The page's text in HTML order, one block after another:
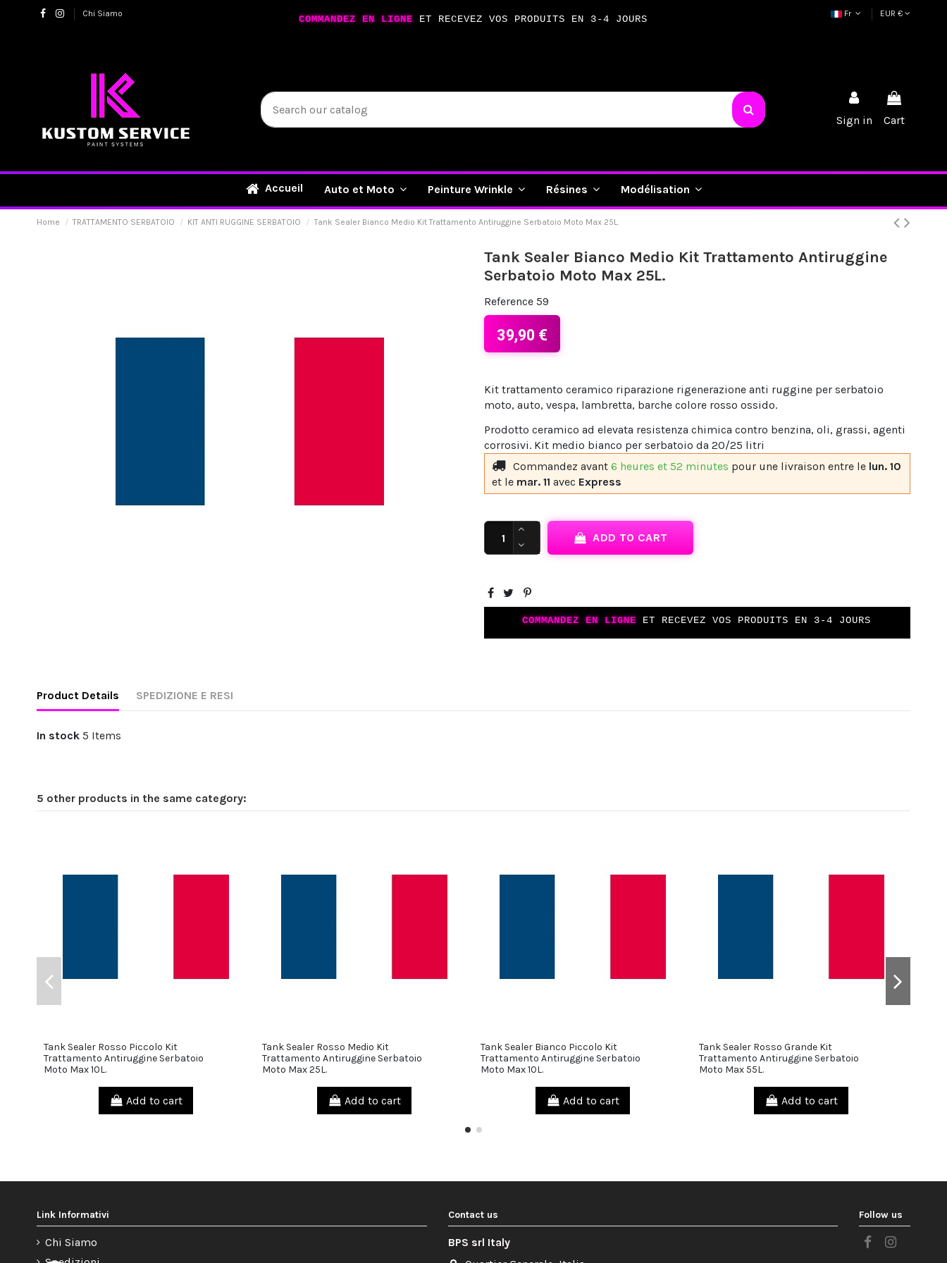
Chi Siamo COMMANDEZ EN LIGNE ET RECEVEZ VOS PRODUITS EN 3-4 JOURS Fr EUR €
Sign in Cart
Accueil Auto et Moto Peinture Wrinkle Résines Modélisation
Home TRATTAMENTO SERBATOIO KIT ANTI RUGGINE SERBATOIO Tank Sealer Bianco Medio Kit Trattamento Antiruggine Serbatoio Moto Max 25L.
Tank Sealer Bianco Medio Kit Trattamento Antiruggine
Serbatoio Moto Max 25L.
Reference 59
39,90 €
Kit trattamento ceramico riparazione rigenerazione anti ruggine per serbatoio
moto, auto, vespa, lambretta, barche colore rosso ossido.
Prodotto ceramico ad elevata resistenza chimica contro benzina, oli, grassi, agenti
corrosivi. Kit medio bianco per serbatoio da 20/25 litri
Commandez avant 6 heures et 52 minutes pour une livraison entre le lun. 10
et le mar. 11 avec Express
ADD TO CART
COMMANDEZ EN LIGNE ET RECEVEZ VOS PRODUITS EN 3-4 JOURS
Product Details SPEDIZIONE E RESI
In stock 5 Items
5 other products in the same category:
Tank Sealer Rosso Piccolo Kit
Trattamento Antiruggine Serbatoio
Moto Max 10L.
Add to cart
Tank Sealer Rosso Medio Kit
Trattamento Antiruggine Serbatoio
Moto Max 25L.
Add to cart
Tank Sealer Bianco Piccolo Kit
Trattamento Antiruggine Serbatoio
Moto Max 10L.
Add to cart
Tank Sealer Rosso Grande Kit
Trattamento Antiruggine Serbatoio
Moto Max 55L.
Add to cart
Link Informativi
Chi Siamo
Contact us
BPS srl Italy
Follow us